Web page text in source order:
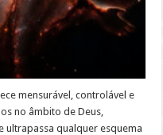
mensurável, controlável e
no âmbito de Deus,
ultrapassa qualquer esquema